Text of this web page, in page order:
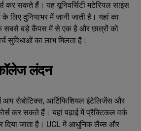
कर सकते हैं। यह यूनिवर्सिटी मटेरियल साइंस
लिए दुनियाभर में जानी जाती है। यहां का
सबसे बड़े कैंपस में से एक है और छात्रों को
सुविधाओं का लाभ मिलता है।
कॉलेज लंदन
आप रोबोटिक्स, आर्टिफिशियल इंटेलिजेंस और
कर सकते हैं। यहां पढ़ाई में प्रैक्टिकल वर्क
दिया जाता है। UCL में आधुनिक लैब्स और